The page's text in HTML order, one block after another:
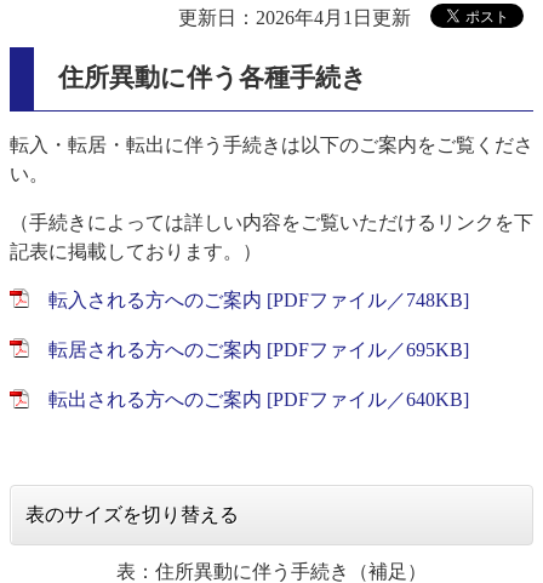
更新日：2026年4月1日更新
住所異動に伴う各種手続き
転入・転居・転出に伴う手続きは以下のご案内をご覧くださ
い。
（手続きによっては詳しい内容をご覧いただけるリンクを下
記表に掲載しております。）
転入される方へのご案内 [PDFファイル／748KB]
転居される方へのご案内 [PDFファイル／695KB]
転出される方へのご案内 [PDFファイル／640KB]
表のサイズを切り替える
表：住所異動に伴う手続き（補足）